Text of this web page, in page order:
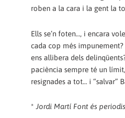
roben a la cara i la gent la
Ells se’n foten..., i encara
cada cop més
ens allibera dels
paciència sempre té un
resignades a tot... i “salvar”
* Jordi Martí Font és